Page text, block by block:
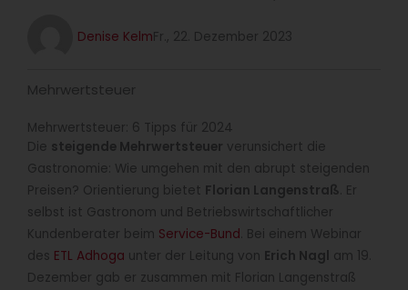
Denise KelmFr., 22. Dezember 2023
Mehrwertsteuer
Mehrwertsteuer: 6 Tipps für 2024
Die steigende Mehrwertsteuer verunsichert die
Gastronomie: Wie umgehen mit den abrupt steigenden
Preisen? Orientierung bietet Florian Langenstraß . Er
selbst ist Gastronom und Betriebswirtschaftlicher
Kundenberater beim Service-Bund . Bei einem Webinar
des ETL Adhoga unter der Leitung von Erich Nagl am 19.
Dezember gab er zusammen mit Florian Langenstraß